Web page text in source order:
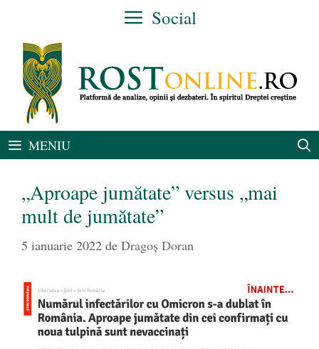
conținut
Social
MENIU
„Aproape jumătate” versus „mai
mult de jumătate”
5 ianuarie 2022 de Dragoș Doran